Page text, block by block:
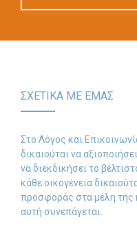
ΣΧΕΤΙΚΑ ΜΕ ΕΜΑΣ
Στο Λόγος και
δικαιούται να
να διεκδικήσει το
κάθε οικογένεια
προσφοράς στα μέλη της
αυτή συνεπάγεται.